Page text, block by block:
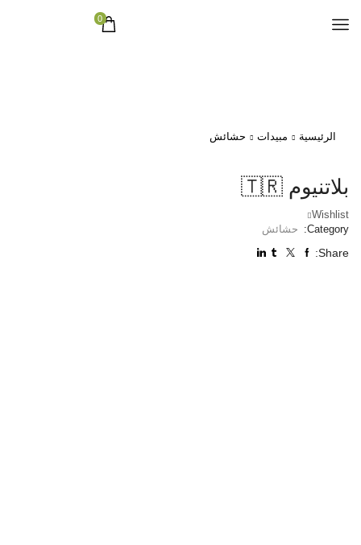
0
الرئيسية مبيدات حشائش
بلاتنيوم 🇹🇷
Wishlist
Category:
حشائش
Share: